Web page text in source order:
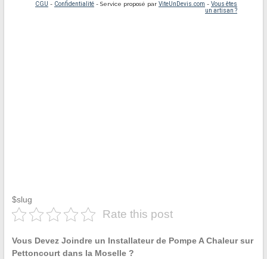
$slug
Rate this post
Vous Devez Joindre un Installateur de Pompe A Chaleur sur
Pettoncourt dans la Moselle ?